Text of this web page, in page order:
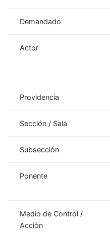
Demandado
Actor
Providencia
Sección / Sala
Subsección
Ponente
Medio de Control /
Acción